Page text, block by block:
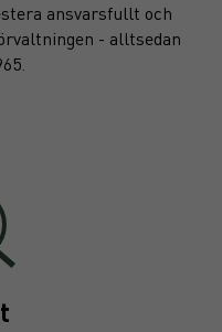
ansvarsfullt och
- alltsedan